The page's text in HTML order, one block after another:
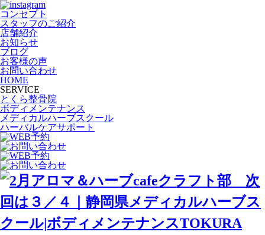
コンセプト
スタッフのご紹介
店舗紹介
お知らせ
ブログ
お客様の声
お問い合わせ
HOME
SERVICE
とくら整骨院
ボディメンテナンス
メディカルハーブスクール
ハーバルケアサポート